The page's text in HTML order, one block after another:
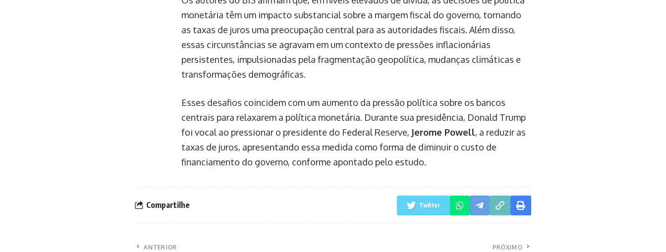
monetária têm um impacto substancial sobre a margem fiscal do governo, tornando
as taxas de juros uma preocupação central para as autoridades fiscais. Além disso,
essas circunstâncias se agravam em um contexto de pressões inflacionárias
persistentes, impulsionadas pela fragmentação geopolítica, mudanças climáticas e
transformações demográficas.
Esses desafios coincidem com um aumento da pressão política sobre os bancos
centrais para relaxarem a política monetária. Durante sua presidência, Donald Trump
foi vocal ao pressionar o presidente do Federal Reserve, Jerome Powell, a reduzir as
taxas de juros, apresentando essa medida como forma de diminuir o custo de
financiamento do governo, conforme apontado pelo estudo.
Compartilhe Twitter
ANTERIOR PRÓXIMO